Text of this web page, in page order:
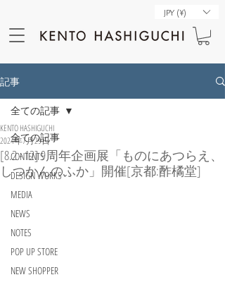
JPY (¥)
記事
全ての記事
CONTENTS
DESIGN WORKS
MEDIA
NEWS
NOTES
POP UP STORE
NEW SHOPPER
全ての記事
[8.2 - 12] 9周年企画展「ものにあつらえ、
しつかんのふか」開催[京都:酢橘堂]
KENTO HASHIGUCHI
2024年7月29日